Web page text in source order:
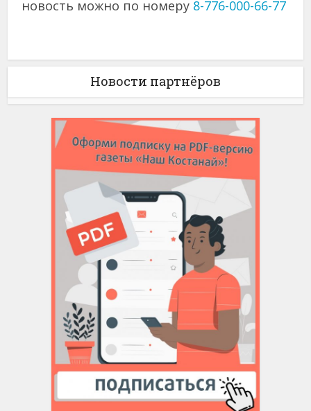
новость можно по номеру 8-776-000-66-77
Новости партнёров